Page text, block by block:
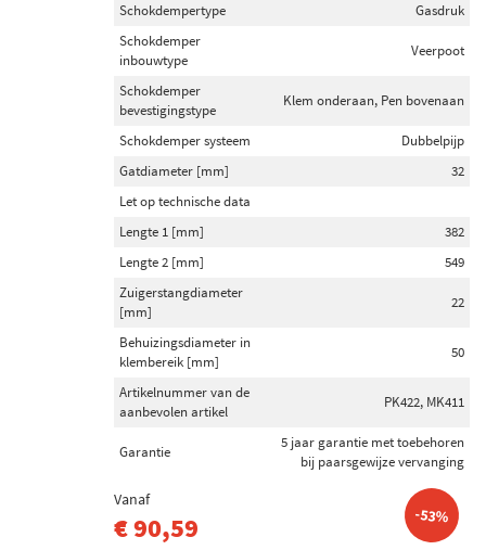
Schokdempertype
Gasdruk
Schokdemper
inbouwtype
Veerpoot
Schokdemper
bevestigingstype
Klem onderaan, Pen bovenaan
Schokdemper systeem
Dubbelpijp
Gatdiameter [mm]
32
Let op technische data
Lengte 1 [mm]
382
Lengte 2 [mm]
549
Zuigerstangdiameter
[mm]
22
Behuizingsdiameter in
klembereik [mm]
50
Artikelnummer van de
aanbevolen artikel
PK422, MK411
Garantie
5 jaar garantie met toebehoren
bij paarsgewijze vervanging
Vanaf
€ 90,59 -53%